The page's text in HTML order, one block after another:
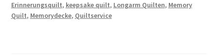
Erinnerungsquilt, keepsake quilt, Longarm Quilten, Memory
Quilt, Memorydecke, Quiltservice